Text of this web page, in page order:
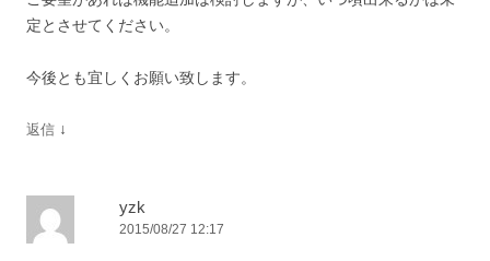
定とさせてください。
今後とも宜しくお願い致します。
返信 ↓
yzk
2015/08/27 12:17